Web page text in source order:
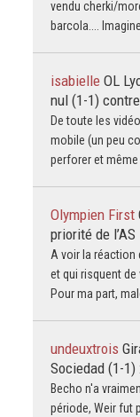
vendu cherki/
barcola....
isabielle OL
nul (1-1)
De toute les
mobile (un peu
perforer et même
Olympien First
priorité de l’AS
A voir la réaction
et qui risquent
Pour ma part,
undeuxtrois
Sociedad (1-
Becho n'a
période, Weir fut